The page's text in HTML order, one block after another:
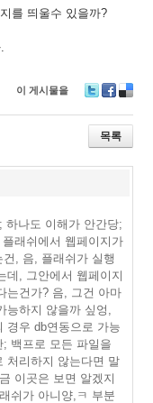
를 띄울수 있을까?
이 게시물을
wi
er
ac
e
b
eli
ci
o
목록
하나도 이해가 안간당;
래쉬에서 웹페이지가
건, 음, 플래쉬가 실행
데, 그안에서 웹페이지
는건가? 음, 그건 아마
능하지 않을까 싶엉,
경우 db연동으로 가능
; 백프로 모든 파일을
처리하지 않는다면 말
이곳은 보면 알겠지
쉬가 아니양,ㅋ 부분